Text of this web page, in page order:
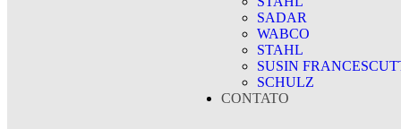
SADAR
WABCO
STAHL
SUSIN
SCHULZ
CONTATO